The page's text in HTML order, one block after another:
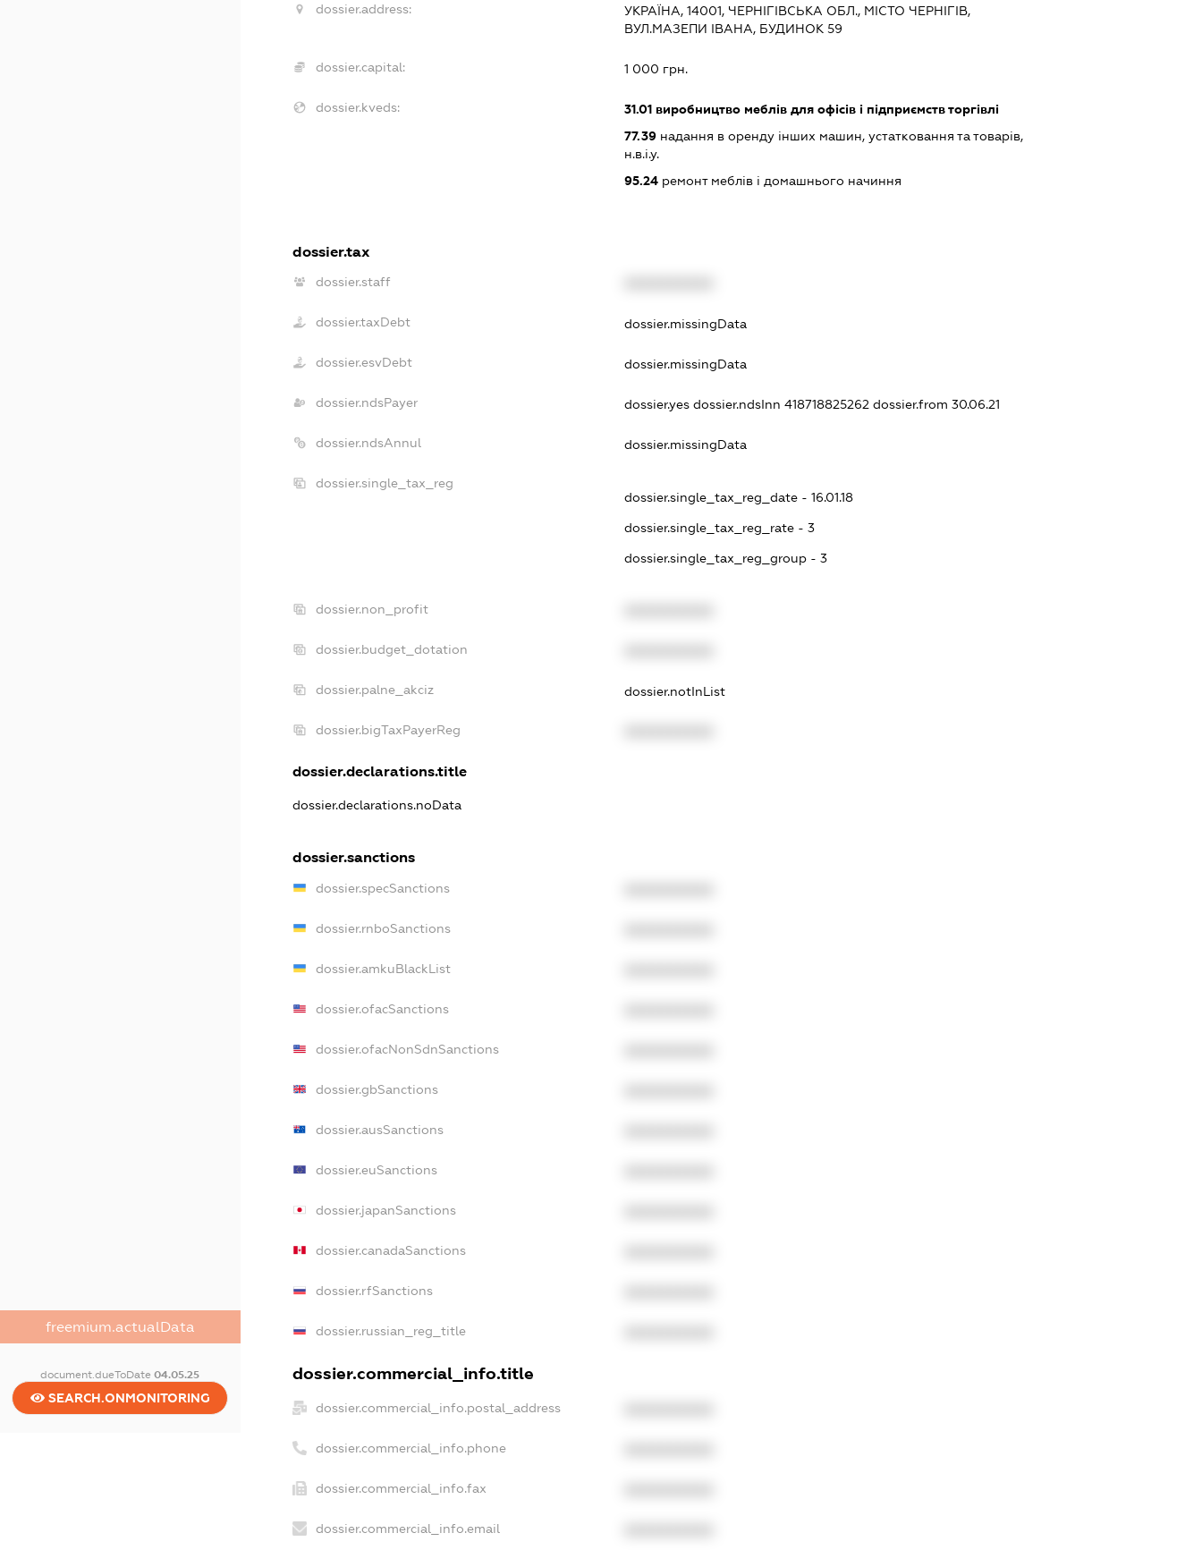
freemium.actualData
document.dueToDate04.05.25
SEARCH.ONMONITORING
dossier.address:
УКРАЇНА, 14001, ЧЕРНІГІВСЬКА ОБЛ., МІСТО ЧЕРНІГІВ,
ВУЛ.МАЗЕПИ ІВАНА, БУДИНОК 59
dossier.capital: 1 000 грн.
dossier.kveds: 31.01виробництво меблів для офісів і підприємств торгівлі
77.39надання в оренду інших машин, устатковання та товарів,
н.в.і.у.
95.24ремонт меблів і домашнього начиння
dossier.tax
dossier.staff
dossier.taxDebt dossier.missingData
dossier.esvDebt dossier.missingData
dossier.ndsPayer dossier.yes dossier.ndsInn 418718825262 dossier.from 30.06.21
dossier.ndsAnnul dossier.missingData
dossier.single_tax_reg
dossier.single_tax_reg_date - 16.01.18
dossier.single_tax_reg_rate - 3
dossier.single_tax_reg_group - 3
dossier.non_profit
dossier.budget_dotation
dossier.palne_akciz dossier.notInList
dossier.bigTaxPayerReg
dossier.declarations.title
dossier.declarations.noData
dossier.sanctions
dossier.specSanctions
dossier.rnboSanctions
dossier.amkuBlackList
dossier.ofacSanctions
dossier.ofacNonSdnSanctions
dossier.gbSanctions
dossier.ausSanctions
dossier.euSanctions
dossier.japanSanctions
dossier.canadaSanctions
dossier.rfSanctions
dossier.russian_reg_title
dossier.commercial_info.title
dossier.commercial_info.postal_address
dossier.commercial_info.phone
dossier.commercial_info.fax
dossier.commercial_info.email